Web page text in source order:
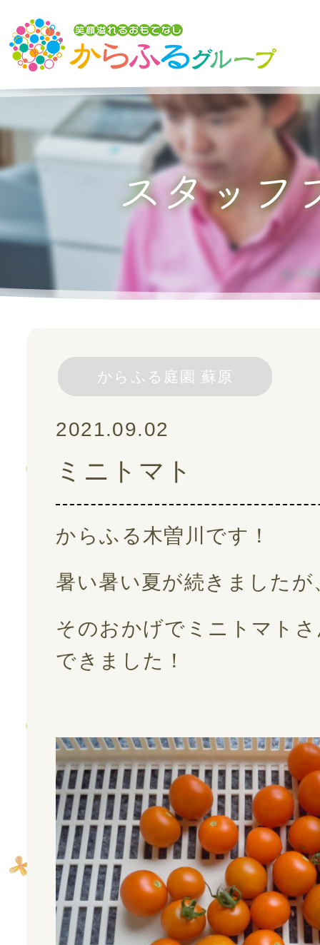
トップ
からふるグループの想い
介護サービスを探す
からふるのサービス
スタッフ紹介
ご利用の流れ
よくある質問
採用情報
スタッフブログ
お問い合わせ
プライバシーポリシー
からふる庭園 蘇原
2021.09.02
ミニトマト
からふる木曽川です！
暑い暑い夏が続きましたが
そのおかげでミニトマト
できました！